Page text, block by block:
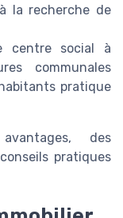
la recherche de
social à
communales
pratique
des
pratiques